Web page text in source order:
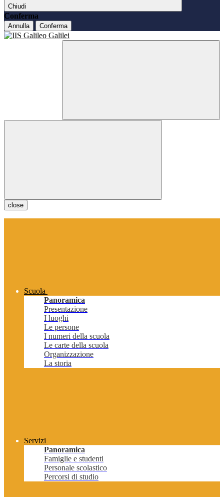
Chiudi
Conferma
Annulla Conferma
close
Scuola
Panoramica
Presentazione
I luoghi
Le persone
I numeri della scuola
Le carte della scuola
Organizzazione
La storia
Servizi
Panoramica
Famiglie e studenti
Personale scolastico
Percorsi di studio